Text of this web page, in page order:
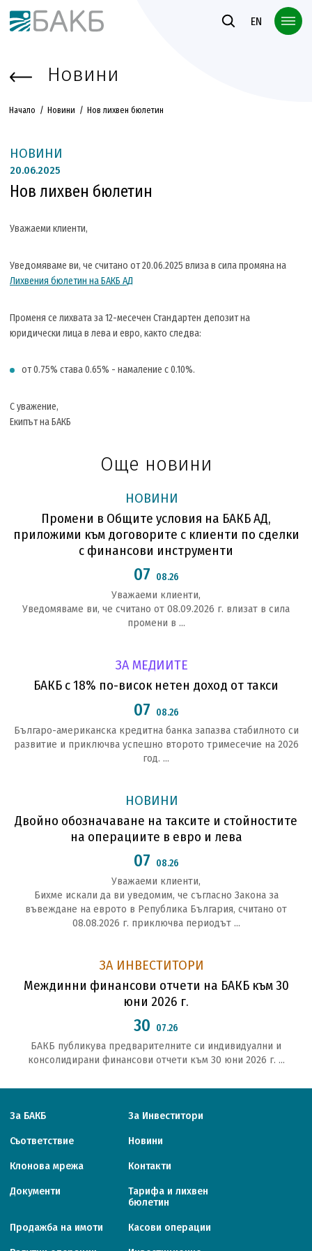
Към основното съдържание
EN
Новини
Начало Новини Нов лихвен бюлетин
НОВИНИ
20.06.2025
Нов лихвен бюлетин
Уважаеми клиенти,
Уведомяваме ви, че считано от 20.06.2025 влиза в сила промяна на
Лихвения бюлетин на БАКБ АД
Променя се лихвата за 12-месечен Стандартен депозит на
юридически лица в лева и евро, както следва:
от 0.75% става 0.65% - намаление с 0.10%.
С уважение,
Екипът на БАКБ
Още новини
НОВИНИ
Промени в Общите условия на БАКБ АД,
приложими към договорите с клиенти по сделки
с финансови инструменти
07 08.26
Уважаеми клиенти,
Уведомяваме ви, че считано от 08.09.2026 г. влизат в сила
промени в ...
ЗА МЕДИИТЕ
БАКБ с 18% по-висок нетен доход от такси
07 08.26
Българо-американска кредитна банка запазва стабилното си
развитие и приключва успешно второто тримесечие на 2026
год. ...
НОВИНИ
Двойно обозначаване на таксите и стойностите
на операциите в евро и лева
07 08.26
Уважаеми клиенти,
Бихме искали да ви уведомим, че съгласно Закона за
въвеждане на еврото в Република България, считано от
08.08.2026 г. приключва периодът ...
ЗА ИНВЕСТИТОРИ
Междинни финансови отчети на БАКБ към 30
юни 2026 г.
30 07.26
БАКБ публикува предварителните си индивидуални и
консолидирани финансови отчети към 30 юни 2026 г. ...
За БАКБ За Инвеститори
Съответствие Новини
Клонова мрежа Контакти
Документи
Тарифa и лихвен
бюлетин
Продажба на имоти Касови операции